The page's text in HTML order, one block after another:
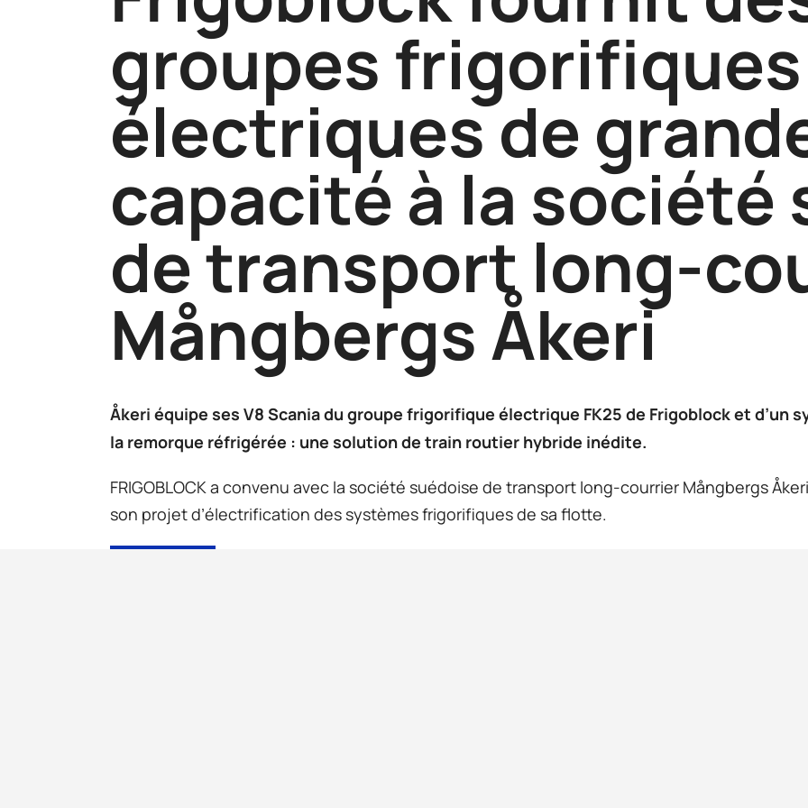
groupes frigorifiques
électriques de
capacité à la société
de transport long-
Mångbergs Åkeri
Åkeri équipe ses V8 Scania du groupe frigorifique électrique FK25 de Frigoblock et d’un
la remorque réfrigérée : une solution de train routier hybride inédite.
FRIGOBLOCK a convenu avec la société suédoise de transport long-courrier Mångbergs
son projet d’électrification des systèmes frigorifiques de sa flotte.